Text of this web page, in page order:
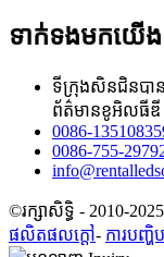
ទាក់ទងមកយើង
ទីក្រុងសិនជិនបាន
ព័ត៌មានខូអិលធីឌី
0086-
0086-755-
©រក្សាសិទ្ធិ - 2010-
ផលិតផលក្តៅ- ការបញ្ហិ